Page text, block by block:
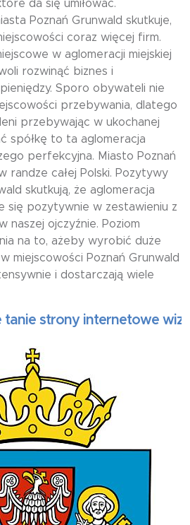
da się umiłować.
Poznań Grunwald skutkuje,
coraz więcej firm.
w aglomeracji miejskiej
rozwinąć biznes i
Sporo obywateli nie
przebywania, dlatego
przebywając w ukochanej
spółkę to ta aglomeracja
perfekcyjna. Miasto Poznań
randze całej Polski. Pozytywy
skutkują, że aglomeracja
się pozytywnie w zestawieniu z
naszej ojczyźnie. Poziom
na to, ażeby wyrobić duże
miejscowości Poznań Grunwald
i dostarczają wiele
strony internetowe